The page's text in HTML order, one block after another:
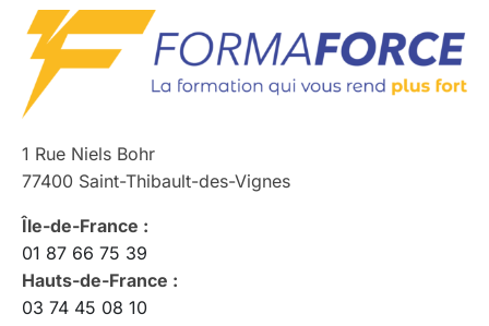
1 Rue Niels Bohr
77400 Saint-Thibault-des-Vignes
Île-de-France :
01 87 66 75 39
Hauts-de-France :
03 74 45 08 10